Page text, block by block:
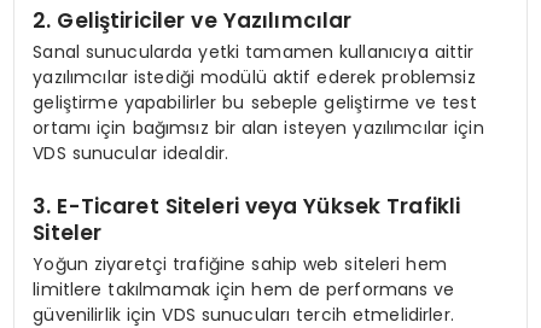
2. Geliştiriciler ve Yazılımcılar
Sanal sunucularda yetki tamamen kullanıcıya aittir
yazılımcılar istediği modülü aktif ederek problemsiz
geliştirme yapabilirler bu sebeple geliştirme ve test
ortamı için bağımsız bir alan isteyen yazılımcılar için
VDS sunucular idealdir.
3. E-Ticaret Siteleri veya Yüksek Trafikli
Siteler
Yoğun ziyaretçi trafiğine sahip web siteleri hem
limitlere takılmamak için hem de performans ve
güvenilirlik için VDS sunucuları tercih etmelidirler.